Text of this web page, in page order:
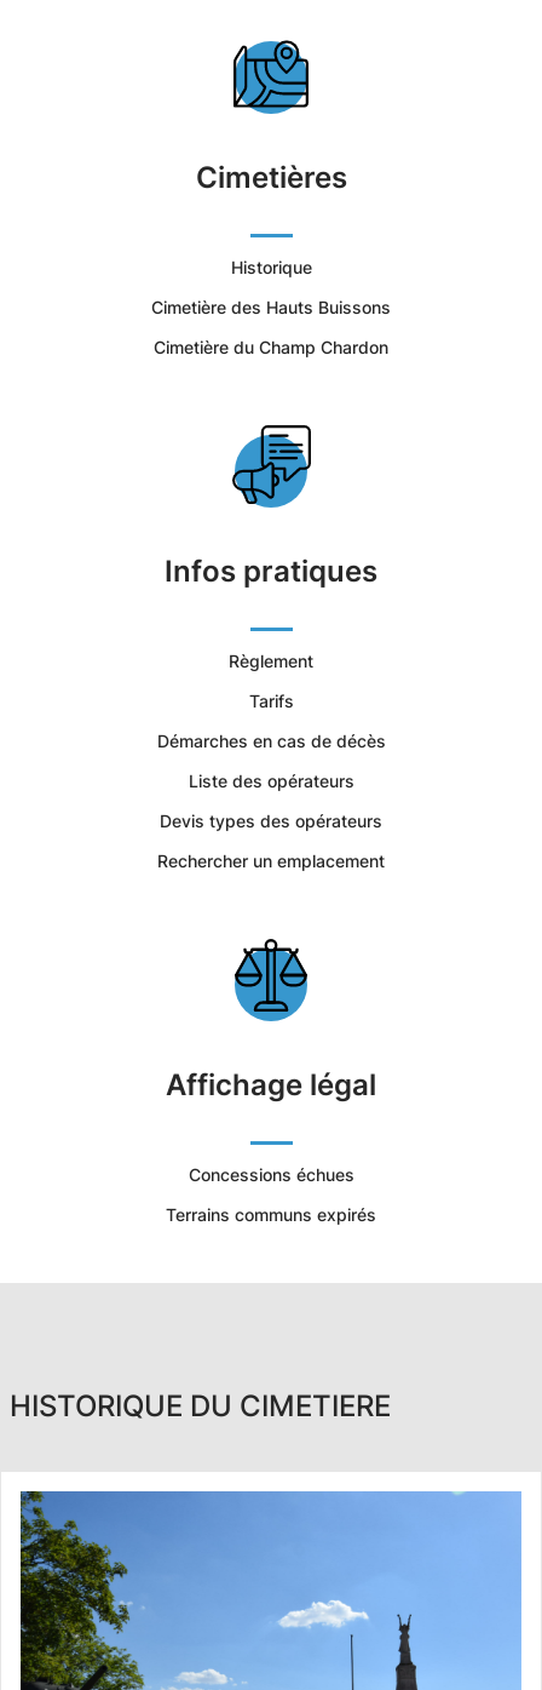
Seine
-
Portail
Citoyen
Ville
de
sur-
Seine
|
Services
Funéraires
et
Cimetières
Historique
Cimetière des Hauts Buissons
Cimetière du Champ Chardon
Infos pratiques
Règlement
Tarifs
Démarches en cas de décès
Liste des opérateurs
Devis types des opérateurs
Rechercher un emplacement
Affichage légal
Concessions échues
Terrains communs expirés
HISTORIQUE DU CIMETIERE